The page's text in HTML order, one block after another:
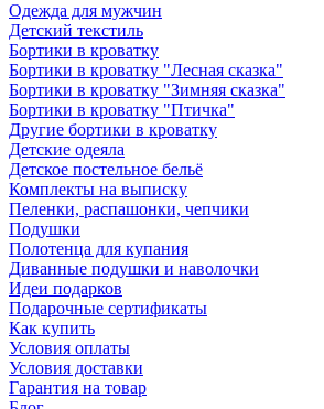
Одежда для мужчин
Детский текстиль
Бортики в кроватку
Бортики в кроватку "Лесная сказка"
Бортики в кроватку "Зимняя сказка"
Бортики в кроватку "Птичка"
Другие бортики в кроватку
Детские одеяла
Детское постельное бельё
Комплекты на выписку
Пеленки, распашонки, чепчики
Подушки
Полотенца для купания
Диванные подушки и наволочки
Идеи подарков
Подарочные сертификаты
Как купить
Условия оплаты
Условия доставки
Гарантия на товар